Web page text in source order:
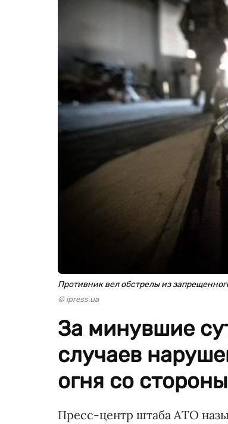
Противник вел обстрелы из
© ipress.ua
За минувшие
случаев
огня со
Пресс-центр штаба АТО